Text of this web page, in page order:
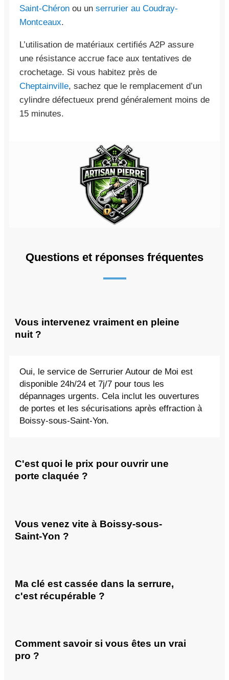
Saint-Chéron ou un serrurier au Coudray-
Montceaux.
L’utilisation de matériaux certifiés A2P assure
une résistance accrue face aux tentatives de
crochetage. Si vous habitez près de
Cheptainville, sachez que le remplacement d’un
cylindre défectueux prend généralement moins de
15 minutes.
Questions et réponses fréquentes
Vous intervenez vraiment en pleine
nuit ?
Oui, le service de Serrurier Autour de Moi est
disponible 24h/24 et 7j/7 pour tous les
dépannages urgents. Cela inclut les ouvertures
de portes et les sécurisations après effraction à
Boissy-sous-Saint-Yon.
C'est quoi le prix pour ouvrir une
porte claquée ?
Vous venez vite à Boissy-sous-
Saint-Yon ?
Ma clé est cassée dans la serrure,
c'est récupérable ?
Comment savoir si vous êtes un vrai
pro ?